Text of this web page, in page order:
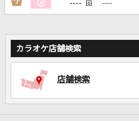
3 ---- 回 ----
カラオケ店舗検索
店舗検索